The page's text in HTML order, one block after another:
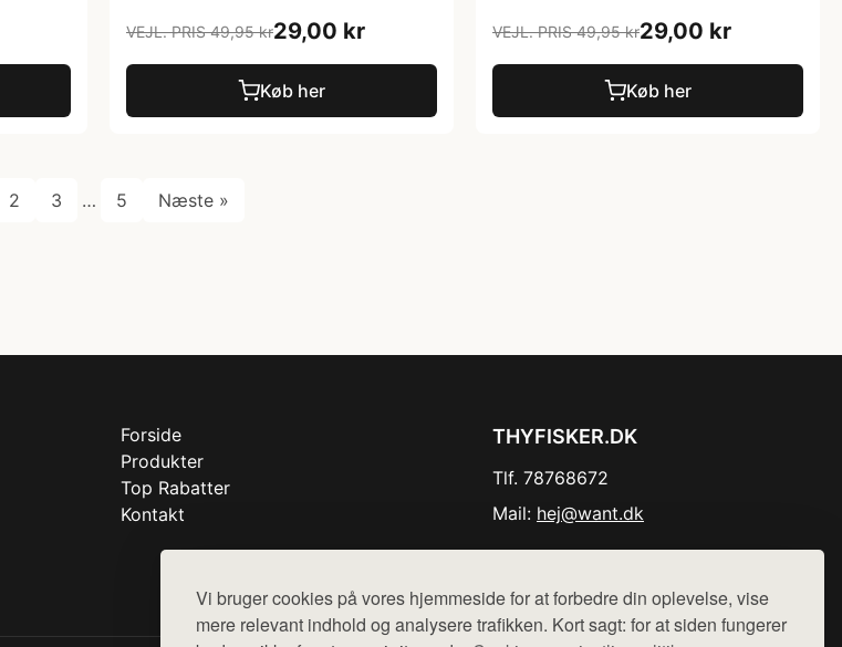
Vi bruger cookies på vores hjemmeside for at forbedre din oplevelse, vise
mere relevant indhold og analysere trafikken. Kort sagt: for at siden fungerer
VEJL. PRIS 49,95 kr29,00 kr
Køb her
VEJL. PRIS 49,95 kr29,00 kr
Køb her
2 3 … 5 Næste »
Forside
Produkter
Top Rabatter
Kontakt
THYFISKER.DK
Tlf. 78768672
Mail: hej@want.dk